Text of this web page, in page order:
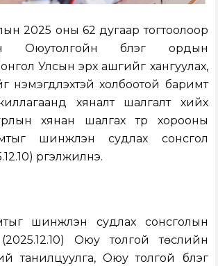
2025 оны 62 дугаар тогтоолоор
Оюутолгойн бүлэг ордын
Улсын эрх ашгийг хангуулах,
нэмэгдүүлэхтэй холбоотой баримт
хяналт шалгалт хийх
хянан шалгах түр хорооны
шинжлэн судлах сонсгол
үргэлжилнэ.
шинжлэн судлах сонсголын
Оюу толгой төслийн
танилцуулга, Оюу толгой бүлэг